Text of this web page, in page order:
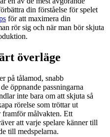
din förståelse för spelet
för att maximera din
rör sig och när man bör skjuta
överläge
på tålamod, snabb
öppnande passningarna
inte bara om att skjuta så
rörelse som tröttar ut
framför målvakten. Ett
att varje spelare känner till
till medspelarna.